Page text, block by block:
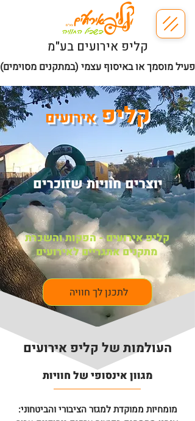
קליפ אירועים בע"מ
מוסמך או באיסוף עצמי (במתקנים מסוימים)
קליפאירועים
יוצרים חוויות שזוכרים
קליפ אירועים - הפקות והשכרת
מתקנים אתגריים לאירועים
לתכנן לך חוויה
העולמות של קליפ אירועים
​מגוון אינסופי של חוויות
מומחיות ממוקדת למגזר הציבורי והביטחוני: